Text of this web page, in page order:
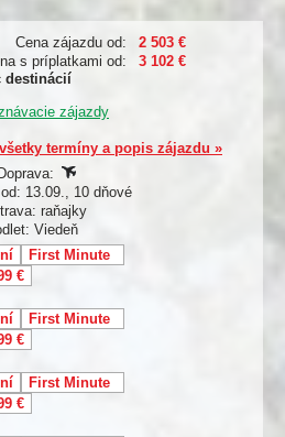
Cena zájazdu od:
2 503 €
s príplatkami od:
3 102 €
destinácií
zájazdy
termíny a popis zájazdu »
Doprava:
13.09., 10 dňové
raňajky
Viedeň
First Minute
€
First Minute
€
First Minute
€